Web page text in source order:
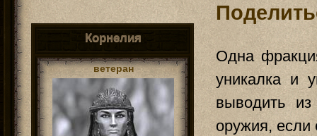
Корнелия
ветеран
Одна
уникалка и
выводить
оружия, если